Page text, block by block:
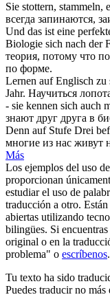
Sie stottern, stammeln,
всегда запинаются,
Und das ist eine
Biologie sich nach der
теория, потому что
по форме.
Lernen auf Englisch zu
Jahr. Научиться
- sie kennen sich auch
знают друг друга в
Denn auf Stufe Drei
многие из нас живут
Más
Los ejemplos del uso
proporcionan
estudiar el uso de
traducción a otro.
abiertas utilizando
bilingües. Si
original o en la
problema" o escríbenos.
Tu texto ha sido
Puedes traducir no más